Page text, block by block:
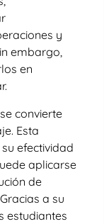
y
embargo,
en
se convierte
Esta
efectividad
aplicarse
de
a su
estudiantes